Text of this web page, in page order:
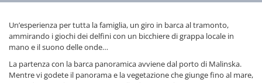
Un’esperienza per tutta la famiglia, un giro in barca al tramonto,
ammirando i giochi dei delfini con un bicchiere di grappa locale in
mano e il suono delle onde…
La partenza con la barca panoramica avviene dal porto di Malinska.
Mentre vi godete il panorama e la vegetazione che giunge fino al mare,